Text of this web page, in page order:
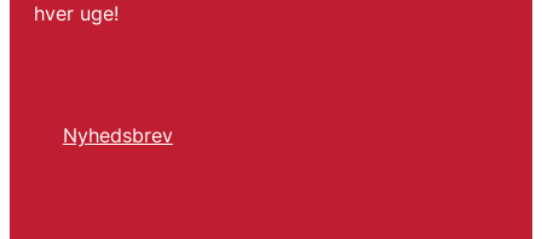
hver uge!
Nyhedsbrev